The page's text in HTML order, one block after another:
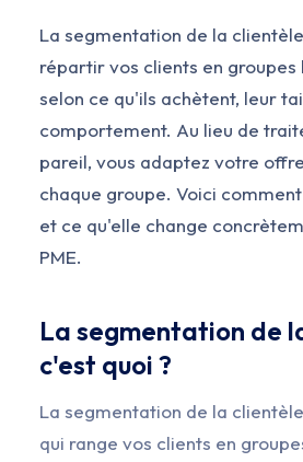
La segmentation de la
répartir vos clients en groupes
selon ce qu'ils achètent, leur
comportement. Au lieu de
pareil, vous adaptez votre
chaque groupe. Voici
et ce qu'elle change
PME.
La segmentation de
c'est quoi ?
La segmentation de la
qui range vos clients en